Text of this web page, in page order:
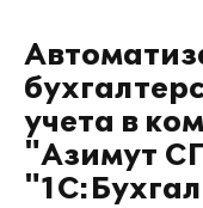
учета в
"Азимут